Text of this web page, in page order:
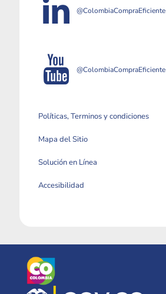
@ColombiaCompraEficiente
@ColombiaCompraEficiente
Políticas, Terminos y condiciones
Mapa del Sitio
Solución en Línea
Accesibilidad